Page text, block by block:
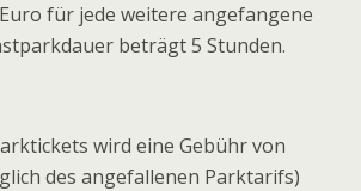
für jede weitere angefangene
beträgt 5 Stunden.
wird eine Gebühr von
des angefallenen Parktarifs)